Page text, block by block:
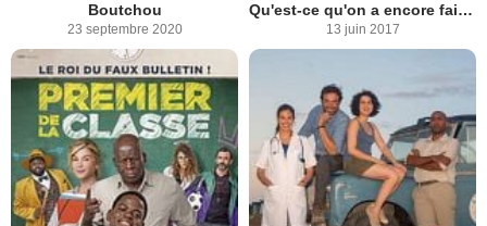
Boutchou
23 septembre 2020
Qu'est-ce qu'on a encore fait au Bon Dieu?
13 juin 2017